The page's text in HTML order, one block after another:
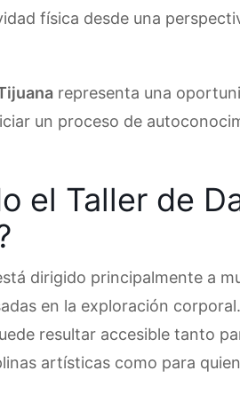
física desde una
representa una
un proceso de
el Taller de
dirigido principalmente a
en la exploración
resultar accesible tanto
artísticas como para